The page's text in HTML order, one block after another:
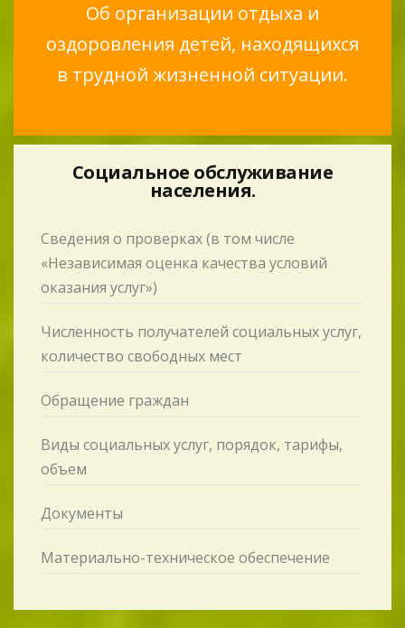
Об организации отдыха и
оздоровления детей, находящихся
в трудной жизненной ситуации.
Социальное обслуживание
населения.
Сведения о проверках (в том числе
«Независимая оценка качества условий
оказания услуг»)
Численность получателей социальных услуг,
количество свободных мест
Обращение граждан
Виды социальных услуг, порядок, тарифы,
объем
Документы
Материально-техническое обеспечение